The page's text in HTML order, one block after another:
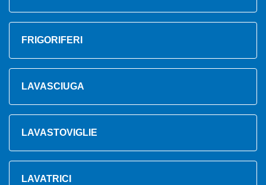
FRIGORIFERI
LAVASCIUGA
LAVASTOVIGLIE
LAVATRICI